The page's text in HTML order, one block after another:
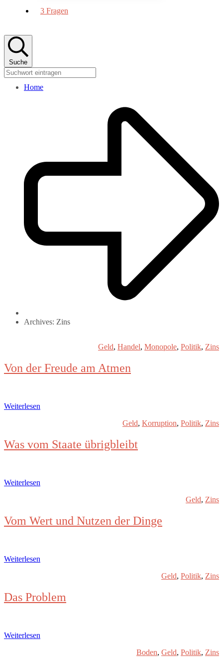
3 Fragen
Suche
Home
Archives: Zins
Geld, Handel, Monopole, Politik, Zins
Von der Freude am Atmen
Weiterlesen
Geld, Korruption, Politik, Zins
Was vom Staate übrigbleibt
Weiterlesen
Geld, Zins
Vom Wert und Nutzen der Dinge
Weiterlesen
Geld, Politik, Zins
Das Problem
Weiterlesen
Boden, Geld, Politik, Zins